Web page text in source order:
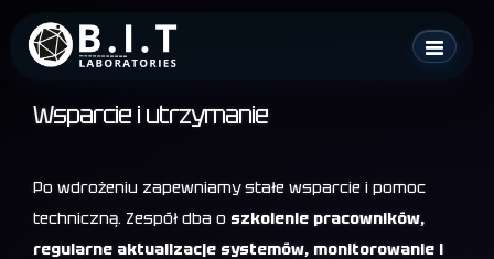
Wsparcie i utrzymanie
Po wdrożeniu zapewniamy stałe wsparcie i pomoc
techniczną. Zespół dba o szkolenie pracowników,
regularne aktualizacje systemów, monitorowanie i